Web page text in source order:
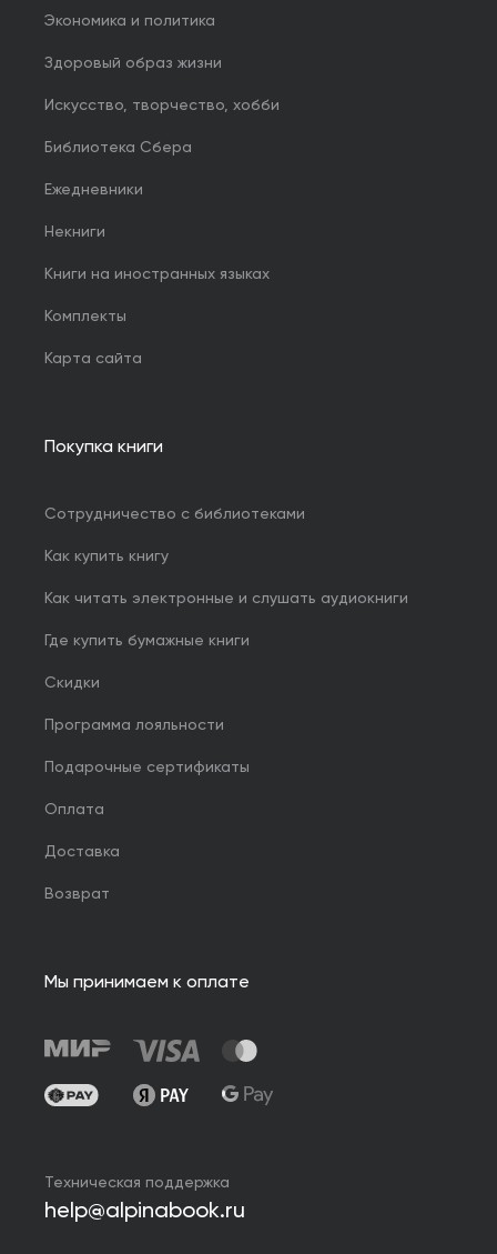
Экономика и политика
Здоровый образ жизни
Искусство, творчество, хобби
Библиотека Сбера
Ежедневники
Некниги
Книги на иностранных языках
Комплекты
Карта сайта
Покупка книги
Сотрудничество с библиотеками
Как купить книгу
Как читать электронные и слушать аудиокниги
Где купить бумажные книги
Скидки
Программа лояльности
Подарочные сертификаты
Оплата
Доставка
Возврат
Мы принимаем к оплате
Техническая поддержка
help@alpinabook.ru